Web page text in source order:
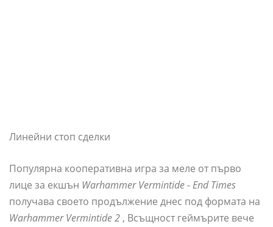
Линейни стоп сделки
Популярна кооперативна игра за меле от първо
лице за екшън Warhammer Vermintide - End Times
получава своето продължение днес под формата на
Warhammer Vermintide 2 , Всъщност геймърите вече